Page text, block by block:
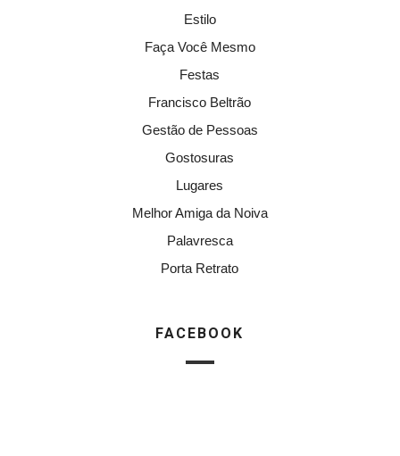
Estilo
Faça Você Mesmo
Festas
Francisco Beltrão
Gestão de Pessoas
Gostosuras
Lugares
Melhor Amiga da Noiva
Palavresca
Porta Retrato
FACEBOOK